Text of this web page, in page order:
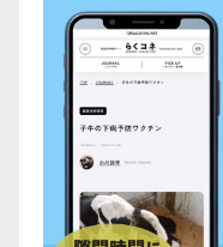
ペ
ー
ジ
送
り